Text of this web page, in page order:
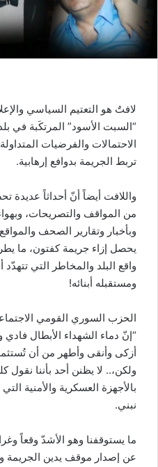
لافتٌ هو التعتيم السياسي
“السبت الأسود” المرتكَبة في
الاحتمالات والفرضيات
تربط الجريمة بدوافع إرهابية.
واللافت أيضاً أنّ أحداثاً
من المواقف والتصريحات،
وبأخبار وتقارير الصحف
يحصل إزاء جريمة كفتون، ما
واقع البلد والمخاطر التي
ومستقبله أبنائه!
الحزب السوري القومي
“إنّ دماء الشهداء الأبطال
أزكى وأنقى وأطهر من أن
ولكن،.. لا يظنن أحد بأننا
بالأجهزة العسكرية والأمنية
نبني.
ما يستوقفنا وهو الأشدّ وقعاً
عن إصدار موقف يدين الجريمة